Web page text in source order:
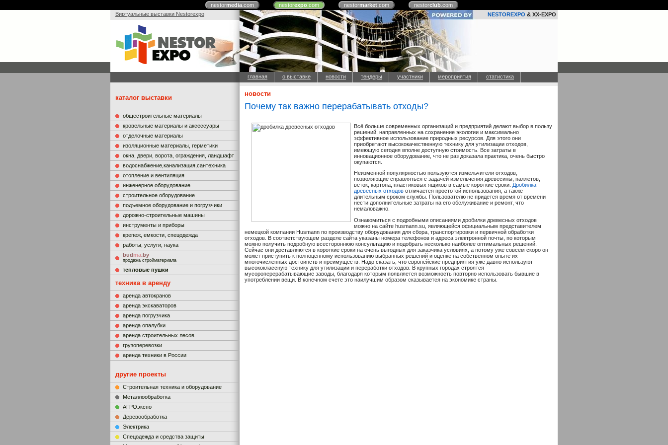
nestormedia.com nestorexpo.com nestormarket.com nestorclub.com
Виртуальные выставки Nestorexpo
NESTOREXPO & XX-EXPO
главная о выставке новости тендеры участники мероприятия статистика
каталог выставки
общестроительные материалы
кровельные материалы и аксессуары
отделочные материалы
изоляционные материалы, герметики
окна, двери, ворота, ограждения, ландшафт
водоснабжение,канализация,сантехника
отопление и вентиляция
инженерное оборудование
строительное оборудование
подъемное оборудование и погрузчики
дорожно-строительные машины
инструменты и приборы
крепеж, емкости, спецодежда
работы, услуги, наука
budma.by
продажа стройматериала
тепловые пушки
техника в аренду
аренда автокранов
аренда экскаваторов
аренда погрузчика
аренда опалубки
аренда строительных лесов
грузоперевозки
аренда техники в России
другие проекты
Строительная техника и оборудование
Металлообработка
АГРОэкспо
Деревообработка
Электрика
Cпецодежда и средства защиты
новости
Почему так важно перерабатывать отходы?
Всё больше современных организаций и предприятий делают выбор в пользу
решений, направленных на сохранение экологии и максимально
эффективное использование природных ресурсов. Для этого они
приобретают высококачественную технику для утилизации отходов,
имеющую сегодня вполне доступную стоимость. Все затраты в
инновационное оборудование, что не раз доказала практика, очень быстро
окупаются.
Неизменной популярностью пользуются измельчители отходов,
позволяющие справляться с задачей измельчения древесины, паллетов,
веток, картона, пластиковых ящиков в самые короткие сроки. Дробилка
древесных отходов отличается простотой использования, а также
длительным сроком службы. Пользователю не придется время от времени
нести дополнительные затраты на его обслуживание и ремонт, что
немаловажно.
Ознакомиться с подробными описаниями дробилки древесных отходов
можно на сайте husmann.su, являющейся официальным представителем
немецкой компании Husmann по производству оборудования для сбора, транспортировки и первичной обработки
отходов. В соответствующем разделе сайта указаны номера телефонов и адреса электронной почты, по которым
можно получить подробную всестороннюю консультацию и подобрать несколько наиболее оптимальных решений.
Сейчас они доставляются в короткие сроки на очень выгодных для заказчика условиях, а потому уже совсем скоро он
может приступить к полноценному использованию выбранных решений и оценке на собственном опыте их
многочисленных достоинств и преимуществ. Надо сказать, что европейские предприятия уже давно используют
высококлассную технику для утилизации и переработки отходов. В крупных городах строятся
мусороперерабатывающие заводы, благодаря которым появляется возможность повторно использовать бывшие в
употреблении вещи. В конечном счете это наилучшим образом сказывается на экономике страны.